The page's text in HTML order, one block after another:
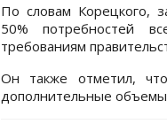
По словам Корецкого,
50% потребностей
требованиям
Он также отметил,
дополнительные